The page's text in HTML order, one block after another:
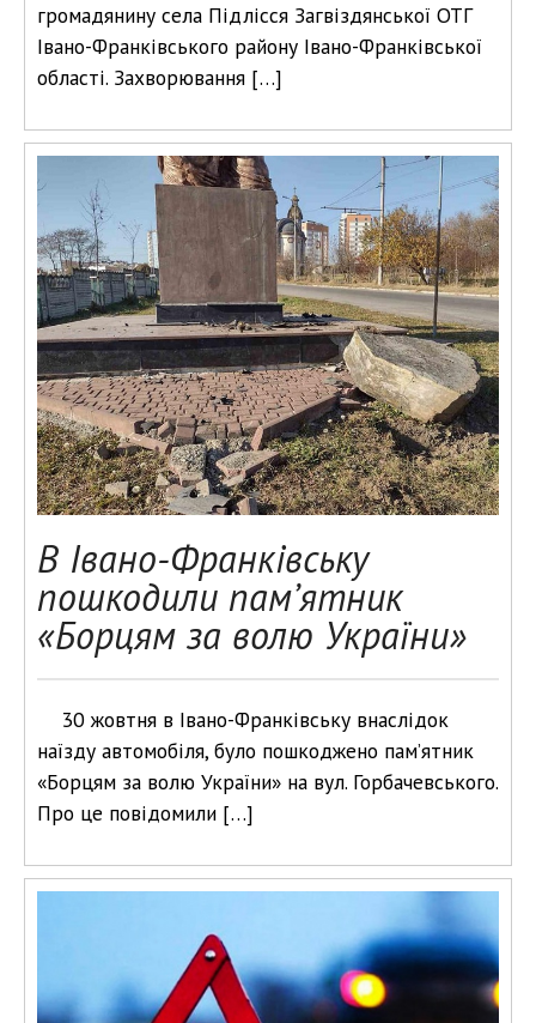
громадянину села Підлісся Загвіздянської ОТГ
Івано-Франківського району Івано-Франківської
області. Захворювання […]
В Івано-Франківську
пошкодили пам’ятник
«Борцям за волю України»
30 жовтня в Івано-Франківську внаслідок
наїзду автомобіля, було пошкоджено пам’ятник
«Борцям за волю України» на вул. Горбачевського.
Про це повідомили […]